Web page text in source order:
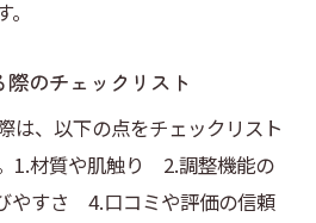
の服装選びとNGポイント
けるべきワードと注意事項
ッズを活用する際の注意点
び方と快適性のポイント
のチェックリスト
は、以下の点をチェックリスト
1.材質や肌触り 2.調整機能の
やすさ 4.口コミや評価の信頼